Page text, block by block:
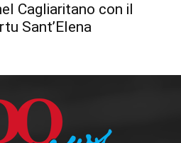
Cagliaritano con il
Sant’Elena